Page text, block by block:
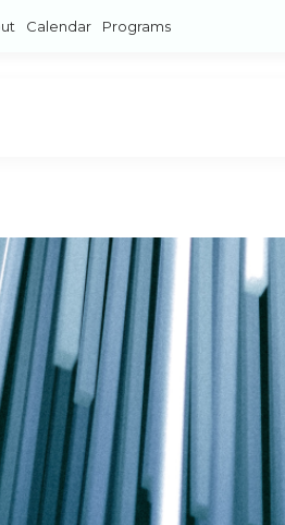
Calendar Programs